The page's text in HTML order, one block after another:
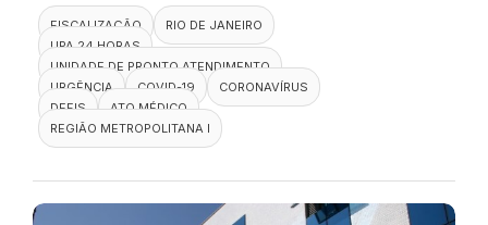
FISCALIZAÇÃO
RIO DE JANEIRO
UPA 24 HORAS
UNIDADE DE PRONTO ATENDIMENTO
URGÊNCIA
COVID-19
CORONAVÍRUS
DEFIS
ATO MÉDICO
REGIÃO METROPOLITANA I